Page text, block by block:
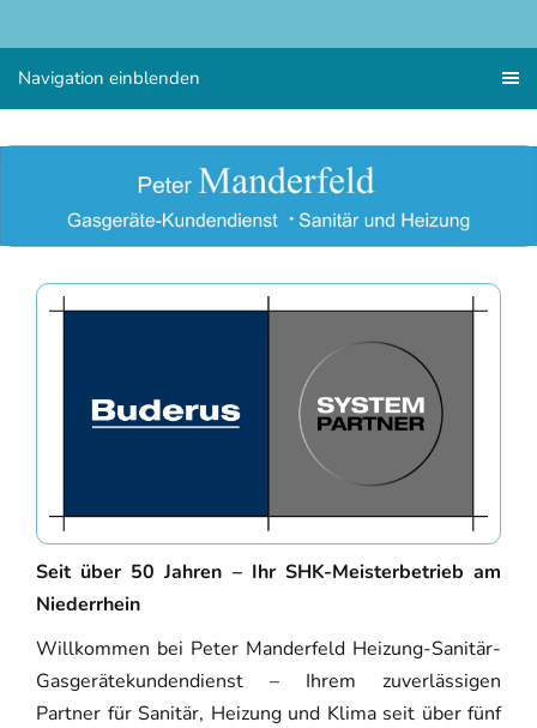
Navigation einblenden
Seit über 50 Jahren – Ihr SHK-Meisterbetrieb am
Niederrhein
Willkommen bei Peter Manderfeld Heizung-Sanitär-
Gasgerätekundendienst – Ihrem zuverlässigen
Partner für Sanitär, Heizung und Klima seit über fünf